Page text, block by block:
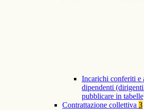
Incarichi conferiti e
dipendenti
pubblicare in
Contrattazione collettiva 3